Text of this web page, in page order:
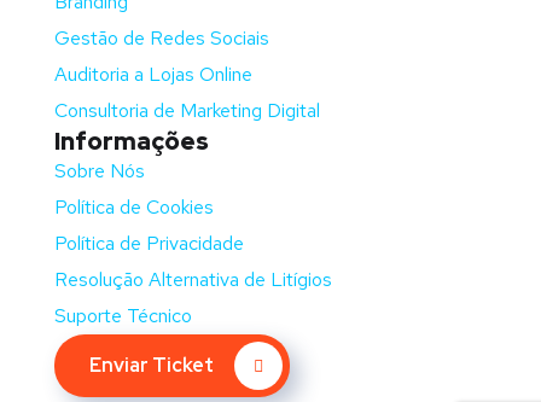
Gestão de Redes Sociais
Auditoria a Lojas Online
Consultoria de Marketing Digital
Informações
Sobre Nós
Política de Cookies
Política de Privacidade
Resolução Alternativa de Litígios
Suporte Técnico
Enviar Ticket